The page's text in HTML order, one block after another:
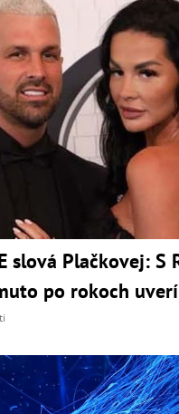
slová Plačkovej: S
po rokoch